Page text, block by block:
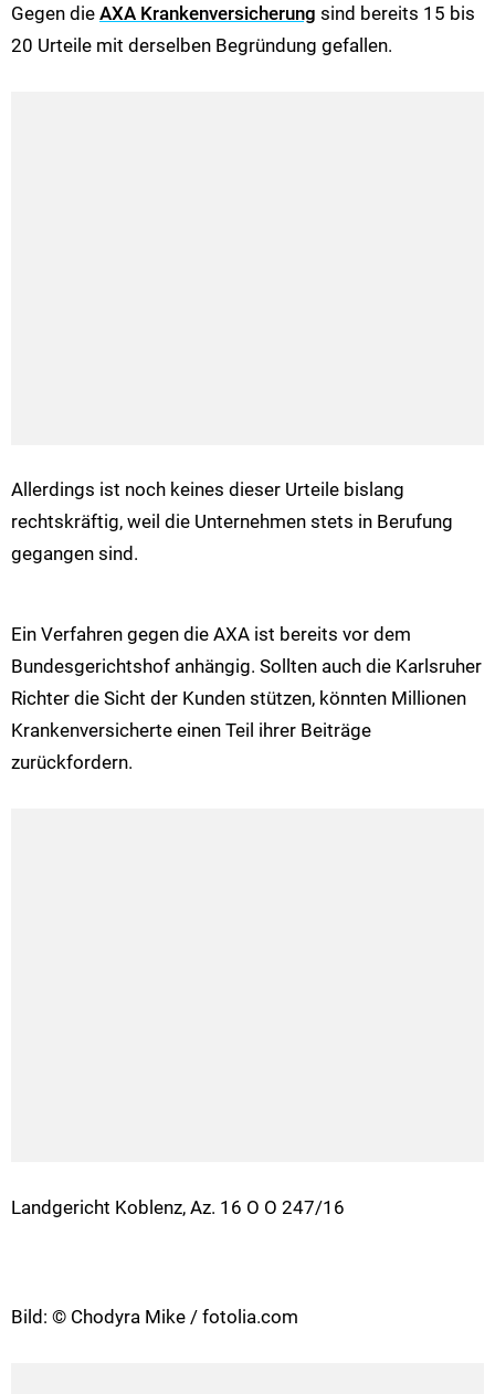
Gegen die AXA Krankenversicherung sind bereits 15 bis
20 Urteile mit derselben Begründung gefallen.
Allerdings ist noch keines dieser Urteile bislang
rechtskräftig, weil die Unternehmen stets in Berufung
gegangen sind.
Ein Verfahren gegen die AXA ist bereits vor dem
Bundesgerichtshof anhängig. Sollten auch die Karlsruher
Richter die Sicht der Kunden stützen, könnten Millionen
Krankenversicherte einen Teil ihrer Beiträge
zurückfordern.
Landgericht Koblenz, Az. 16 O O 247/16
Bild: © Chodyra Mike / fotolia.com